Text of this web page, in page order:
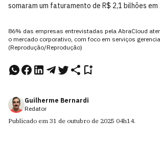
somaram um faturamento de R$ 2,1 bilhões em
86% das empresas entrevistadas pela AbraCloud
o mercado corporativo, com foco em serviços
(Reprodução/Reprodução)
Guilherme Bernardi
Redator
Publicado em 31 de outubro de 2025 04h14.